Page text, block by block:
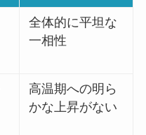
全体的に平坦な
一相性
高温期への明ら
かな上昇がない